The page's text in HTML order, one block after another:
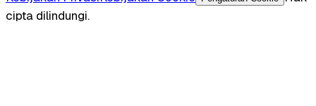
cipta dilindungi.